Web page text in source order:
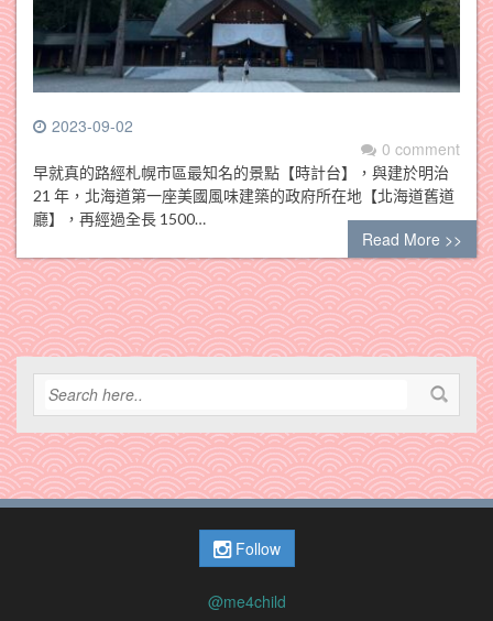
2023-09-02
0 comment
早就真的路經札幌市區最知名的景點【時計台】，與建於明治
21 年，北海道第一座美國風味建築的政府所在地【北海道舊道
廳】，再經過全長 1500…
Read More >>
Follow
@me4child